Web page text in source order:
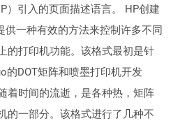
）引入的页面描述语言。 HP创建
供一种有效的方法来控制许多不同
的打印机功能。该格式最初是针
的DOT矩阵和喷墨打印机开发
着时间的流逝，是各种热，矩阵
的一部分。该格式进行了几种不